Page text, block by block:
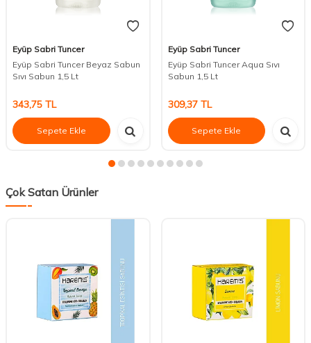
Eyüp Sabri Tuncer
Eyüp Sabri Tuncer Beyaz Sabun
Sıvı Sabun 1,5 Lt
343,75 TL
Sepete Ekle
Eyüp Sabri Tuncer
Eyüp Sabri Tuncer Aqua Sıvı
Sabun 1,5 Lt
309,37TL
Sepete Ekle
Çok Satan Ürünler